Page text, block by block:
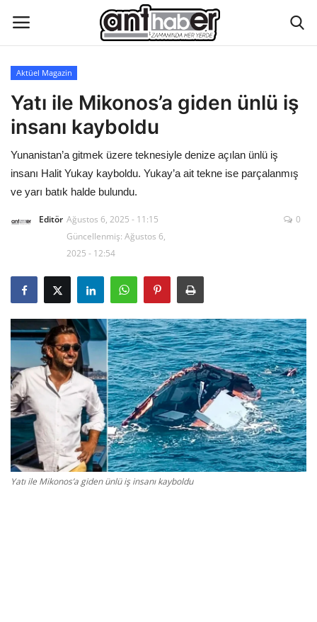
Künye
Eğitim
Aktüel Magazin
Asayiş
Gizlilik Politikası
Reklam ve İşbirliği
Bodrum Trafik Yoğunluk Haritası
Turizm
Aktüel Magazin
Yatı ile Mikonos’a giden ünlü iş
insanı kayboldu
Yunanistan’a gitmek üzere teknesiyle denize açılan ünlü iş
insanı Halit Yukay kayboldu. Yukay’a ait tekne ise parçalanmış
ve yarı batık halde bulundu.
Editör Ağustos 6, 2025 - 11:15
Güncellenmiş: Ağustos 6,
2025 - 12:54
0
Yatı ile Mikonos’a giden ünlü iş insanı kayboldu